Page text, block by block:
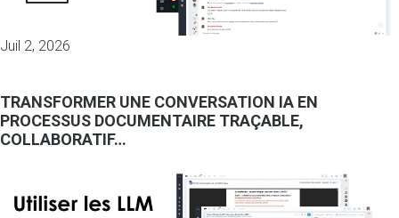
Juil 2, 2026
TRANSFORMER UNE CONVERSATION IA EN
PROCESSUS DOCUMENTAIRE TRAÇABLE,
COLLABORATIF…